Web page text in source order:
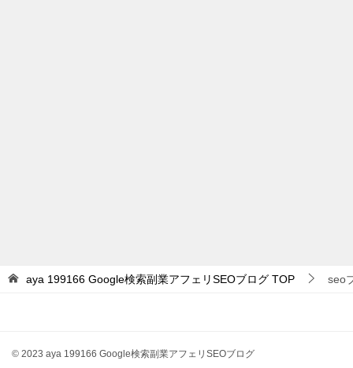
aya 199166 Google検索副業アフェリSEOブログ TOP seo
© 2023 aya 199166 Google検索副業アフェリSEOブログ